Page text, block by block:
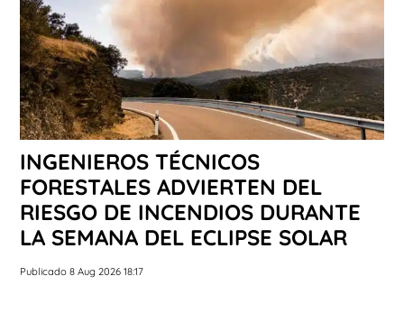
INGENIEROS TÉCNICOS
FORESTALES ADVIERTEN DEL
RIESGO DE INCENDIOS DURANTE
LA SEMANA DEL ECLIPSE SOLAR
Publicado 8 Aug 2026 18:17